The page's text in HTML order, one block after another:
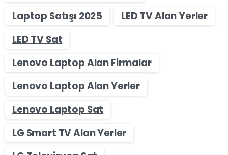
Laptop Satışı 2025
LED TV Alan Yerler
LED TV Sat
Lenovo Laptop Alan Firmalar
Lenovo Laptop Alan Yerler
Lenovo Laptop Sat
LG Smart TV Alan Yerler